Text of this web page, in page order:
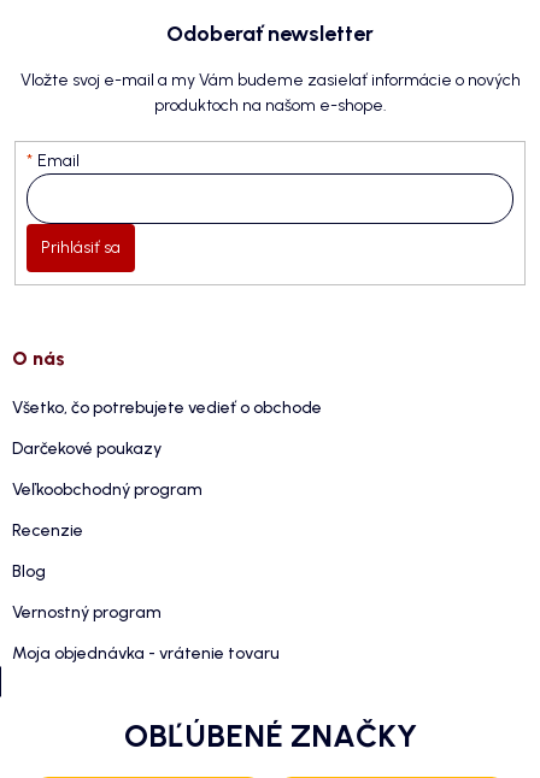
Odoberať newsletter
Vložte svoj e-mail a my Vám budeme zasielať informácie o nových
produktoch na našom e-shope.
Email
Prihlásiť sa
O nás
Všetko, čo potrebujete vedieť o obchode
Darčekové poukazy
Veľkoobchodný program
Recenzie
Blog
Vernostný program
Moja objednávka - vrátenie tovaru
OBĽÚBENÉ ZNAČKY